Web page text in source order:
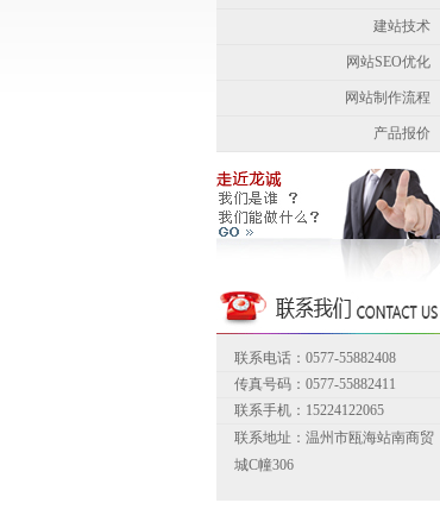
建站技术
网站SEO优化
网站制作流程
产品报价
联系电话：0577-55882408
传真号码：0577-55882411
联系手机：15224122065
联系地址：温州市瓯海站南商贸
城C幢306